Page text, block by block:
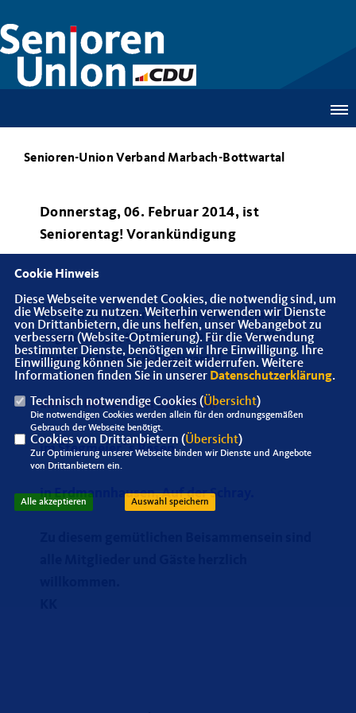
Senioren-Union Verband Marbach-Bottwartal
Donnerstag, 06. Februar 2014, ist
Seniorentag! Vorankündigung
Wie bereits in der Programmvorschau 2014
angekündigt, trifft sich die Senioren-Union
Verband Marbach-Bottwartal
am 06. Februar um 15.00 Uhr
im Stegmeier´s Besen
in Erdmannhausen, Auf der Schray.
Cookie Hinweis
Diese Webseite verwendet Cookies, die notwendig sind, um
die Webseite zu nutzen. Weiterhin verwenden wir Dienste
von Drittanbietern, die uns helfen, unser Webangebot zu
verbessern (Website-Optmierung). Für die Verwendung
bestimmter Dienste, benötigen wir Ihre Einwilligung. Ihre
Einwilligung können Sie jederzeit widerrufen. Weitere
Informationen finden Sie in unserer Datenschutzerklärung.
Technisch notwendige Cookies (Übersicht)
Die notwendigen Cookies werden allein für den ordnungsgemäßen
Gebrauch der Webseite benötigt.
Cookies von Drittanbietern (Übersicht)
Zur Optimierung unserer Webseite binden wir Dienste und Angebote
von Drittanbietern ein.
Alle akzeptieren Auswahl speichern